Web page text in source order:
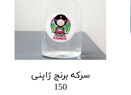
سرکه برنج ژاپنی
150